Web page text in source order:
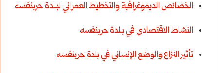
الخصائص الديموغرافية والتخطيط العمراني لبـلدة حربنفسه
النشاط الاقتصادي في بـلدة حربنفسه
تأثير النزاع والوضع الإنساني في بلدة حربنفسه